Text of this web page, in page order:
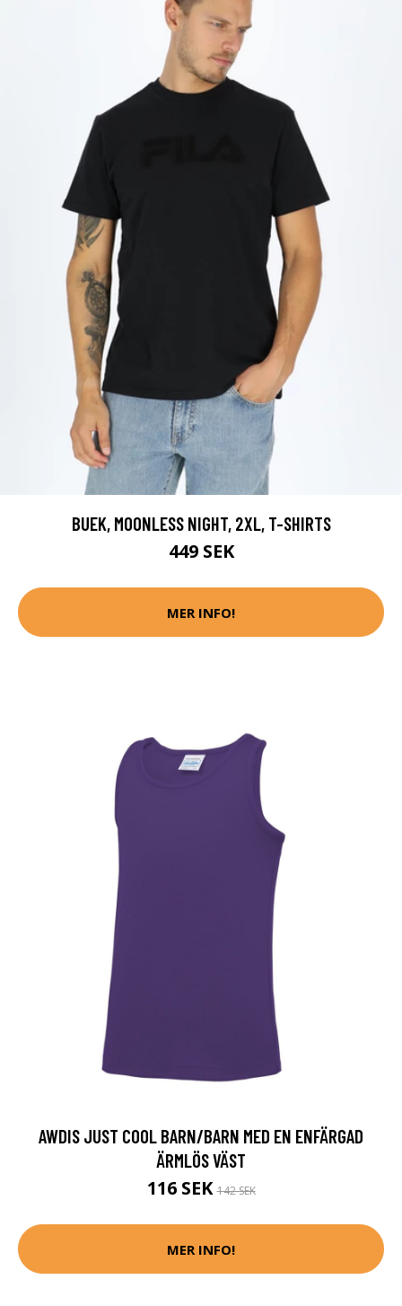
BUEK, MOONLESS NIGHT, 2XL, T-SHIRTS
449 SEK
MER INFO!
AWDIS JUST COOL BARN/BARN MED EN ENFÄRGAD
ÄRMLÖS VÄST
116 SEK142 SEK
MER INFO!